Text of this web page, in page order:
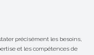
précisément les besoins,
et les compétences de